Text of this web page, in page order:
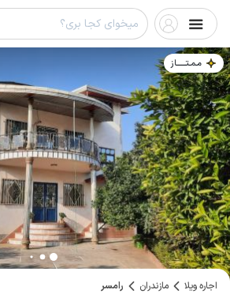
مـمـتــــــاز
اجاره ویلا مازندران رامسر